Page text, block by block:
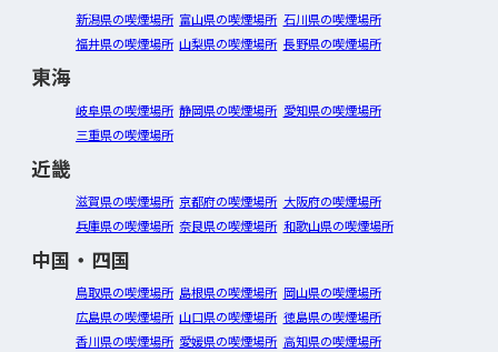
新潟県の喫煙場所 富山県の喫煙場所 石川県の喫煙場所
福井県の喫煙場所 山梨県の喫煙場所 長野県の喫煙場所
東海
岐阜県の喫煙場所 静岡県の喫煙場所 愛知県の喫煙場所
三重県の喫煙場所
近畿
滋賀県の喫煙場所 京都府の喫煙場所 大阪府の喫煙場所
兵庫県の喫煙場所 奈良県の喫煙場所 和歌山県の喫煙場所
中国・四国
鳥取県の喫煙場所 島根県の喫煙場所 岡山県の喫煙場所
広島県の喫煙場所 山口県の喫煙場所 徳島県の喫煙場所
香川県の喫煙場所 愛媛県の喫煙場所 高知県の喫煙場所